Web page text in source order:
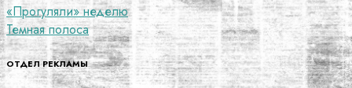
Навигация
по
записям
«Прогуляли» неделю
Темная полоса
ОТДЕЛ РЕКЛАМЫ